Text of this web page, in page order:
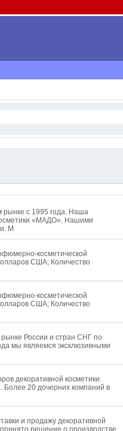
рынке с 1995 года. Наша
«МАДО». Нашими
М
косметической
США; Количество
косметической
США; Количество
России и стран СНГ по
мы являемся эксклюзивными
декоративной косметики.
Более 20 дочерних компаний в
и продажу декоративной
решение о производстве